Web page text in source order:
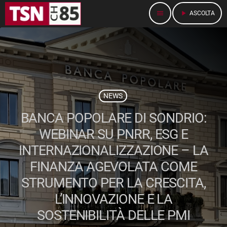
menu play_arrow ASCOLTA
NEWS
BANCA POPOLARE DI SONDRIO:
WEBINAR SU PNRR, ESG E
INTERNAZIONALIZZAZIONE – LA
FINANZA AGEVOLATA COME
STRUMENTO PER LA CRESCITA,
L’INNOVAZIONE E LA
SOSTENIBILITÀ DELLE PMI